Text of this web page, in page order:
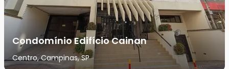
Condomínio Edifício Cainan
Centro, Campinas, SP